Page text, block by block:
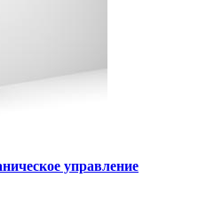
управление